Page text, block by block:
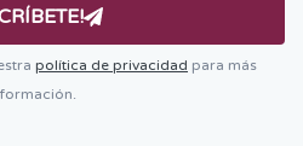
política de privacidad para más